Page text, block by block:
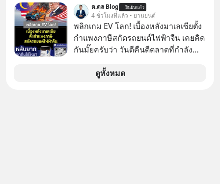
ด.ดล Blog ยืนยันแล้ว
4 ชั่วโมงที่แล้ว • ยานยนต์
พลิกเกม EV โลก! เบื้องหลังมาเลเซียตั้ง
กำแพงภาษีสกัดรถยนต์ไฟฟ้าจีน เคยคิด
กันมั๊ยครับว่า วันดีคืนดีตลาดที่กำลัง
จนหน้าทิ่มแบบไม่ทันตั้งตัว…
ดูทั้งหมด